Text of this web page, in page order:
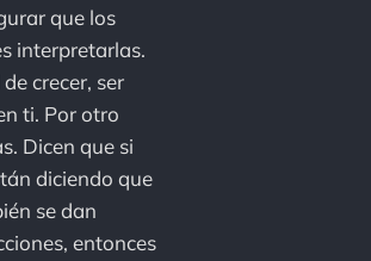
que los
interpretarlas.
crecer, ser
ti. Por otro
Dicen que si
diciendo que
se dan
entonces